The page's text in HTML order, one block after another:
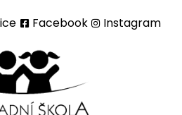
Facebook Instagram